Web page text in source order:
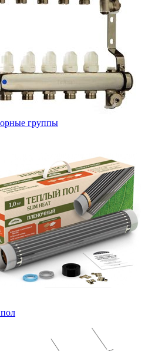
группы